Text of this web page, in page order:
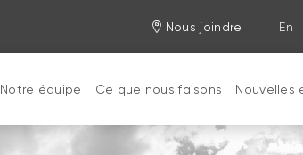
Nous joindre En
Notre équipe Ce que nous faisons Nouvelles